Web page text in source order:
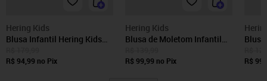
Hering Kids
Blusa Infantil Hering Kids
R$ 94,99 no Pix
Hering Kids
Blusa de Moletom Infantil
R$ 99,99 no Pix
R$